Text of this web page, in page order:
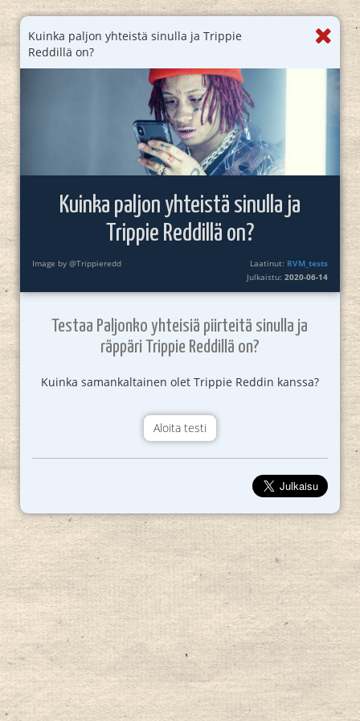
Kuinka paljon yhteistä sinulla ja Trippie
Reddillä on?
Kuinka paljon yhteistä sinulla ja
Trippie Reddillä on?
Image by @Trippieredd Laatinut: RVM_tests
Julkaistu:2020-06-14
Testaa Paljonko yhteisiä piirteitä sinulla ja
räppäri Trippie Reddillä on?
Kuinka samankaltainen olet Trippie Reddin kanssa?
Aloita testi